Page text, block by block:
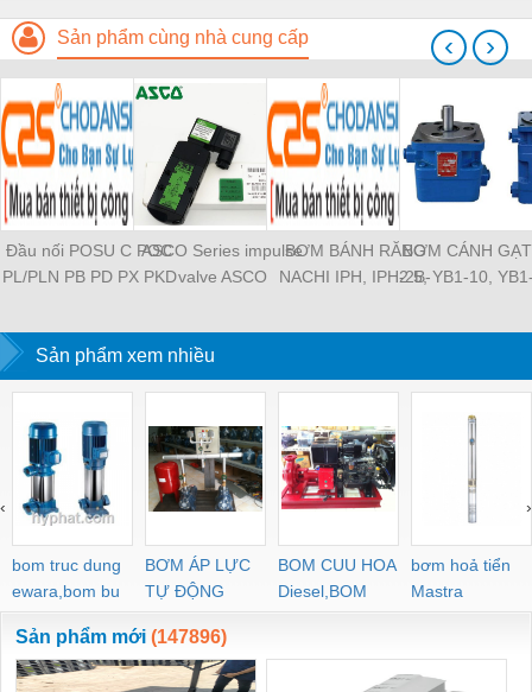
Sản phẩm cùng nhà cung cấp
Đầu nối POSU C POC
PL/PLN PB PD PX PKD
PLF PMF PTL SL SS
SCA SAFS SASF HVFS
HVSF PU PV PE PY
HVFF PLJ PYJ PP PG
PEG PW PGJ PPGJ
PYJW SL-C PC-C
POC-C PL-C
ASCO Series impulse
valve ASCO
SCG353A044 ASCO
SCG353A047 ASCO
SCG353A050 ASCO
SXE353.060
BƠM BÁNH RĂNG
NACHI IPH, IPH-2B-
IPH-2A-5-11, IPH-5A-
IPH-5B-50-LT-11, IPH-
100-L-11, IPH-5A-40-
11
BƠM CÁNH
2.5, YB1-10,
100/16 YB1-
YB1-40/12 YB1-
‹ ›
Sản phẩm xem nhiều
bom truc dung
ewara,bom bu
ewara
BƠM ÁP LỰC
TỰ ĐỘNG
BOM CUU HOA
Diesel,BOM
CHUA CHAY
bơm hoả tiển
Mastra
‹ ›
Sản phẩm mới (147896)